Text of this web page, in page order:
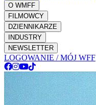
O WMFF
FILMOWCY
DZIENNIKARZE
INDUSTRY
NEWSLETTER
LOGOWANIE / MÓJ WFF